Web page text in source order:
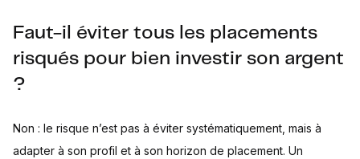
Faut-il éviter tous les placements
risqués pour bien investir son argent
?
Non : le risque n’est pas à éviter systématiquement, mais à
adapter à son profil et à son horizon de placement. Un